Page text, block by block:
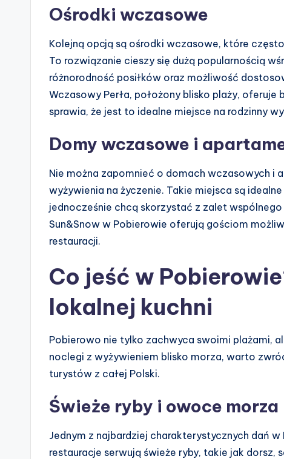
Ośrodki wczasowe
Kolejną opcją są ośrodki wczasowe, które
To rozwiązanie cieszy się dużą popularnością
różnorodność posiłków oraz możliwość
Wczasowy Perła, położony blisko plaży,
sprawia, że jest to idealne miejsce na rodzinny
Domy wczasowe i
Nie można zapomnieć o domach wczasowych
wyżywienia na życzenie. Takie miejsca są
jednocześnie chcą skorzystać z zalet
Sun&Snow w Pobierowie oferują gościom
restauracji.
Co jeść w
lokalnej kuchni
Pobierowo nie tylko zachwyca swoimi plażami,
noclegi z wyżywieniem blisko morza, warto
turystów z całej Polski.
Świeże ryby i owoce morza
Jednym z najbardziej charakterystycznych dań
restauracje serwują świeże ryby, takie jak dorsz,